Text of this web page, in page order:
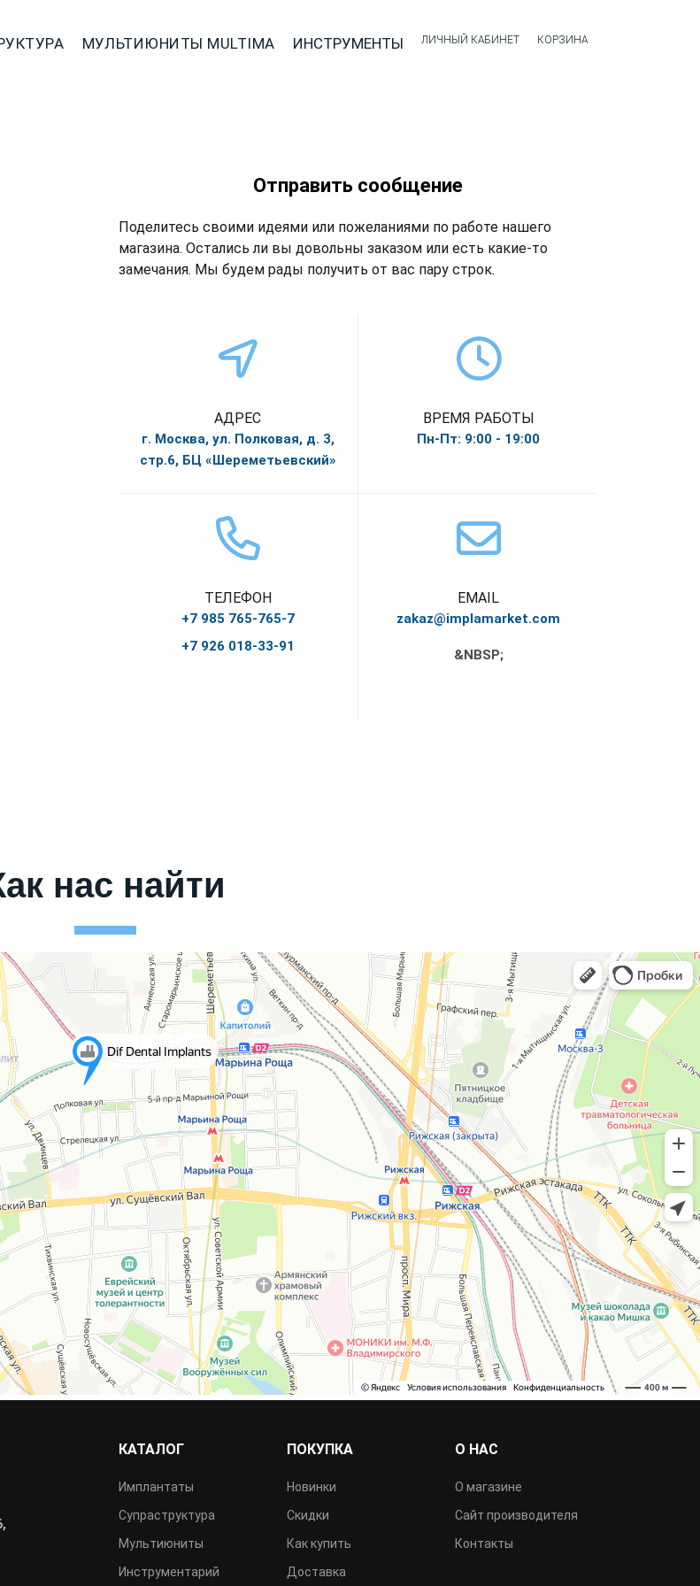
МУЛЬТИЮНИТЫ MULTIMA ИНСТРУМЕНТЫ ЛИЧНЫЙ КАБИНЕТ КОРЗИНА
Отправить сообщение
Поделитесь своими идеями или пожеланиями по работе нашего
магазина. Остались ли вы довольны заказом или есть какие-то
замечания. Мы будем рады получить от вас пару строк.
АДРЕС
г. Москва, ул. Полковая, д. 3,
стр.6, БЦ «Шереметьевский»
ВРЕМЯ РАБОТЫ
Пн-Пт: 9:00 - 19:00
ТЕЛЕФОН
+7 985 765-765-7
+7 926 018-33-91
EMAIL
zakaz@implamarket.com
&NBSP;
нас найти
КАТАЛОГ
Имплантаты
Супраструктура
Мультиюниты
Инструментарий
ПОКУПКА
Новинки
Скидки
Как купить
Доставка
О НАС
О магазине
Сайт производителя
Контакты